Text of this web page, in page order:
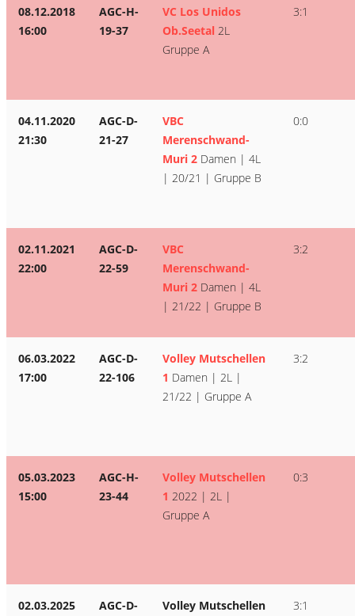
08.12.2018
16:00
AGC-H-
19-37
VC Los Unidos
Ob.Seetal 2L
Gruppe A
3:1
04.11.2020
21:30
AGC-D-
21-27
VBC
Merenschwand-
Muri 2 Damen | 4L
| 20/21 | Gruppe B
0:0
02.11.2021
22:00
AGC-D-
22-59
VBC
Merenschwand-
Muri 2 Damen | 4L
| 21/22 | Gruppe B
3:2
06.03.2022
17:00
AGC-D-
22-106
Volley Mutschellen
1 Damen | 2L |
21/22 | Gruppe A
3:2
05.03.2023
15:00
AGC-H-
23-44
Volley Mutschellen
1 2022 | 2L |
Gruppe A
0:3
02.03.2025
AGC-D-
Volley Mutschellen
3:1